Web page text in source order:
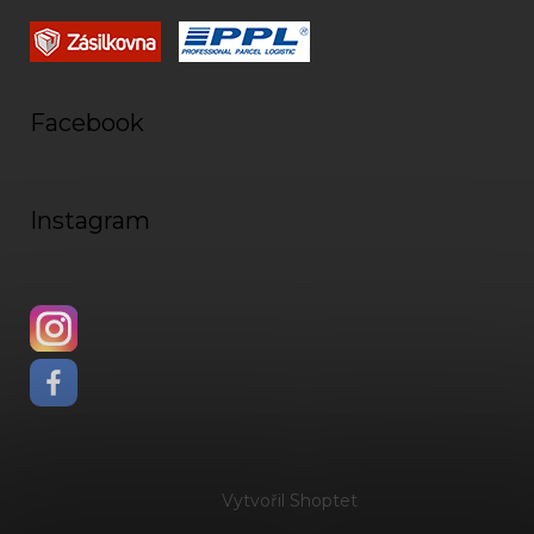
Facebook
Instagram
Vytvořil Shoptet